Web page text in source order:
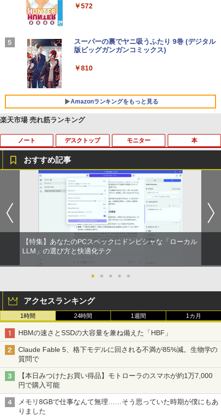
るーとゅーす コードレス ENCノイズキャン
￥2,599
リング ANC 36時間再生
￥3,480
BUGS LIFE
art Basic)
コカ・コーラ やかんの麦茶 from 爽健美茶 ラ
￥572
スーパーの裏でヤニ吸うふたり 9巻 (デジタル
版ビッグガンガンコミックス)
￥810
Amazonランキングをもっと見る
楽天市場 売れ筋ランキング
ノート
[訳アリ★格安] ノートパソコン Window
s11 15.6型 HP 250 G7 第七世代 Core-i3
メモリ8GB SSD128GB 15.6インチ 無線
LAN テンキー HDMI Webカメラ DVDマ
ルチ Bluetooth USB3.0 SDカード ノー
トPC ノート 中古パソコン 中古PC Win1
1 Office 格安 中古
￥12,800
piron 3593 Core i3 1005G1 第10世代CP
U メモリ8GB SSD256GB 15インチ フル
HD Windows11 Home WEBカメラ 無線
LAN テンキー DVDマルチ P75F 1年保証
コン ノートパソコン デル 中古ノートPC
￥30,800
ア・8スレッド】富士通 LIFEBOOK A57
9/第8世代 Core i5/メモリ: 8GB/16GB/新
デスクトップ モニター
PHILIPS 241V8 LED液晶モニター 23.8
インチワイド ブラック 1920×1080 （フ
ルHD）16:9 IPSパネル 非光沢 ノングレ
ア 液晶ディスプレイ HDMI VGA VESA準
拠 PS4 switch 対応 スイッチ 【中古】
￥6,500
2
【楽天1位!1,600円OFFクーポン 8/4 20:
00-8/11 01:59】Xiaomi Monitor A24i 20
Hzリフレッシュレート sRGB99% 1670
万色 300nits ΔE＜1 低ブルーライト 大
画面 TÜV認証 目にやさしい 調整可能な
スタンド VESA
￥12,580
3
ASUS エイスース 液晶ディスプレイ Ey
e Care ［23.8型 / フルHD(1920×1080) /
￥13,800
本
【楽天ブックス限定特典】原かれん 1st
写真集 どストライク(生写真1枚) [ 原 か
れん ]
￥4,400
角川まんが学習シリーズ 日本の歴史
￥17,600
【9月上旬発送予定】 ハンターハンター
全巻 HUNTER×HUNTER 1巻-39巻 セッ
ト 最新 冨樫 義博 集英社 ジャンプコミッ
クス 漫画 マンガ まんが 全巻セット 【送
料無料】【新品】
[9月上旬より発送予定][新品]HUNTER×H
UNTER ハンター×ハンター (1-39巻 最新
おすすめ記事
【特集】あなたのPCスペックにドンピシャな「ローカル
LLM」の選び方と快適化テク
● ● ● ● ●
アクセスランキング
1時間 24時間 1週間 1カ月
HBMの速さとSSDの大容量を兼ね備えた「HBF」
Claude Fable 5、格下モデルに回される不満が85%減。生物学の
質問で
【本日みつけたお買い得品】モトローラのスマホが約1万7,000
円で購入可能
メモリ8GBで仕事なんて無理……そう思っていた時期が僕にもあ
りました